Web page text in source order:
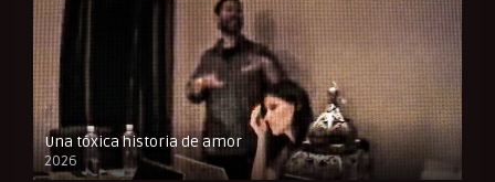
Una tóxica historia de amor
2026
FULL HD